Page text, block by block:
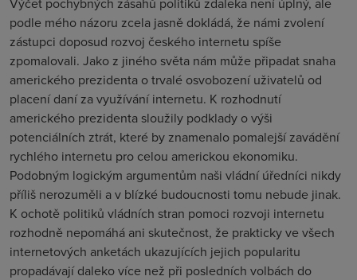
podle mého názoru zcela jasně dokládá, že námi zvolení
zástupci doposud rozvoj českého internetu spíše
zpomalovali. Jako z jiného světa nám může připadat snaha
amerického prezidenta o trvalé osvobození uživatelů od
placení daní za využívání internetu. K rozhodnutí
amerického prezidenta sloužily podklady o výši
potenciálních ztrát, které by znamenalo pomalejší zavádění
rychlého internetu pro celou americkou ekonomiku.
Podobným logickým argumentům naši vládní úředníci nikdy
příliš nerozuměli a v blízké budoucnosti tomu nebude jinak.
K ochotě politiků vládních stran pomoci rozvoji internetu
rozhodně nepomáhá ani skutečnost, že prakticky ve všech
internetových anketách ukazujících jejich popularitu
propadávají daleko více než při posledních volbách do